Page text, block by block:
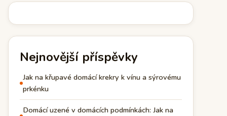
Nejnovější příspěvky
Jak na křupavé domácí krekry k vínu a sýrovému
prkénku
Domácí uzené v domácích podmínkách: Jak na